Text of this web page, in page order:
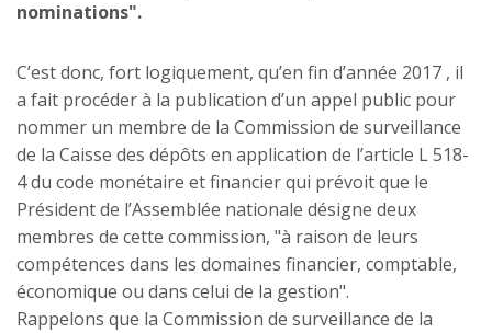
nominations".
C’est donc, fort logiquement, qu’en fin d’année 2017 , il
a fait procéder à la publication d’un appel public pour
nommer un membre de la Commission de surveillance
de la Caisse des dépôts en application de l’article L 518-
4 du code monétaire et financier qui prévoit que le
Président de l’Assemblée nationale désigne deux
membres de cette commission, "à raison de leurs
compétences dans les domaines financier, comptable,
économique ou dans celui de la gestion".
Rappelons que la Commission de surveillance de la